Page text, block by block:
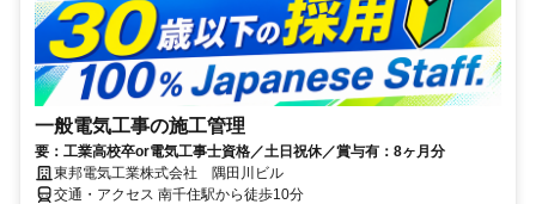
一般電気工事の施工管理
要：工業高校卒or電気工事士資格／土日祝休／賞与有：8ヶ月分
東邦電気工業株式会社 隅田川ビル
交通・アクセス 南千住駅から徒歩10分